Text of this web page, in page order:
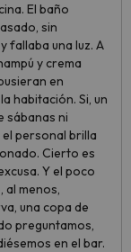
El baño
sin
fallaba una luz. A
y crema
en
habitación. Si, un
sábanas ni
el personal brilla
Cierto es
Y el poco
al menos,
una copa de
preguntamos,
en el bar.